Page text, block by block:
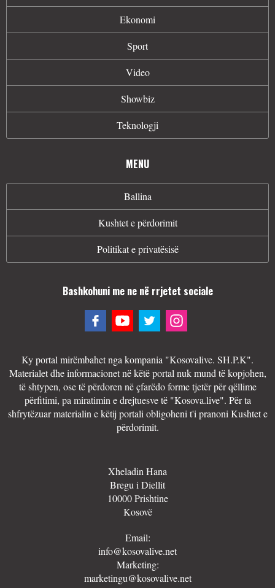
Ekonomi
Sport
Video
Showbiz
Teknologji
MENU
Ballina
Kushtet e përdorimit
Politikat e privatësisë
Bashkohuni me ne në rrjetet sociale
Ky portal mirëmbahet nga kompania "Kosovalive. SH.P.K".
Materialet dhe informacionet në këtë portal nuk mund të kopjohen,
të shtypen, ose të përdoren në çfarëdo forme tjetër për qëllime
përfitimi, pa miratimin e drejtuesve të "Kosova.live". Për ta
shfrytëzuar materialin e këtij portali obligoheni t'i pranoni Kushtet e
përdorimit.
Xheladin Hana
Bregu i Diellit
10000 Prishtine
Kosovë
Email:
info@kosovalive.net
Marketing:
marketingu@kosovalive.net